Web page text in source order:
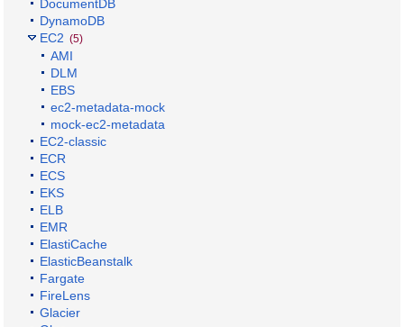
DocumentDB
DynamoDB
EC2 (5)
AMI
DLM
EBS
ec2-metadata-mock
mock-ec2-metadata
EC2-classic
ECR
ECS
EKS
ELB
EMR
ElastiCache
ElasticBeanstalk
Fargate
FireLens
Glacier